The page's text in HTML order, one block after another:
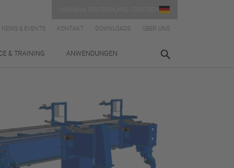
NEWS & EVENTS KONTAKT DOWNLOADS ÜBER UNS
& TRAINING ANWENDUNGEN